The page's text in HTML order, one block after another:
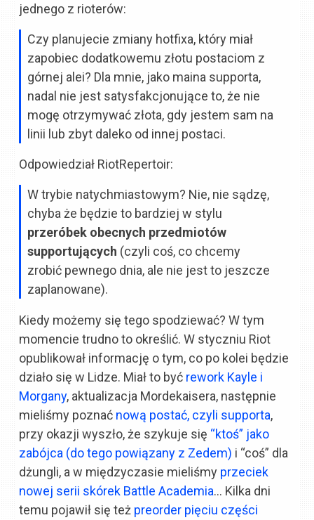
jednego z rioterów:
Czy planujecie zmiany hotfixa, który miał
zapobiec dodatkowemu złotu postaciom z
górnej alei? Dla mnie, jako maina supporta,
nadal nie jest satysfakcjonujące to, że nie
mogę otrzymywać złota, gdy jestem sam na
linii lub zbyt daleko od innej postaci.
Odpowiedział RiotRepertoir:
W trybie natychmiastowym? Nie, nie sądzę,
chyba że będzie to bardziej w stylu
przeróbek obecnych przedmiotów
supportujących (czyli coś, co chcemy
zrobić pewnego dnia, ale nie jest to jeszcze
zaplanowane).
Kiedy możemy się tego spodziewać? W tym
momencie trudno to określić. W styczniu Riot
opublikował informację o tym, co po kolei będzie
działo się w Lidze. Miał to być rework Kayle i
Morgany, aktualizacja Mordekaisera, następnie
mieliśmy poznać nową postać, czyli supporta,
przy okazji wyszło, że szykuje się “ktoś” jako
zabójca (do tego powiązany z Zedem) i “coś” dla
dżungli, a w międzyczasie mieliśmy przeciek
nowej serii skórek Battle Academia… Kilka dni
temu pojawił się też preorder pięciu części